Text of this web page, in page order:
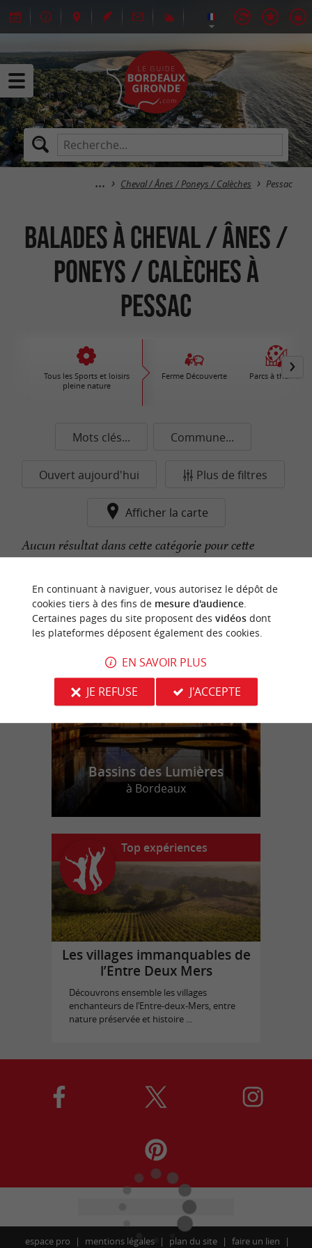
Cheval / Ânes / Poneys / Calèches Pessac
Balades à Cheval / Ânes /
Poneys / Calèches à
Pessac
Tous les Sports et loisirs
pleine nature
Ferme Découverte Parcs à thèmes
Mots clés... Commune...
Ouvert aujourd'hui Plus de filtres
Afficher la carte
Aucun résultat dans cette catégorie pour cette
n
o
t
r
e
c
o
u
p
d
e
c
o
e
u
r
Bassins des Lumières
à Bordeaux
Top expériences
Les villages immanquables de
l’Entre Deux Mers
Découvrons ensemble les villages
enchanteurs de l’Entre-deux-Mers, entre
nature préservée et histoire ...
espace pro mentions légales plan du site faire un lien
En continuant à naviguer, vous autorisez le dépôt de
cookies tiers à des fins de mesure d'audience.
Certaines pages du site proposent des vidéosdont
les plateformes déposent également des cookies.
EN SAVOIR PLUS
JE REFUSE
J'ACCEPTE